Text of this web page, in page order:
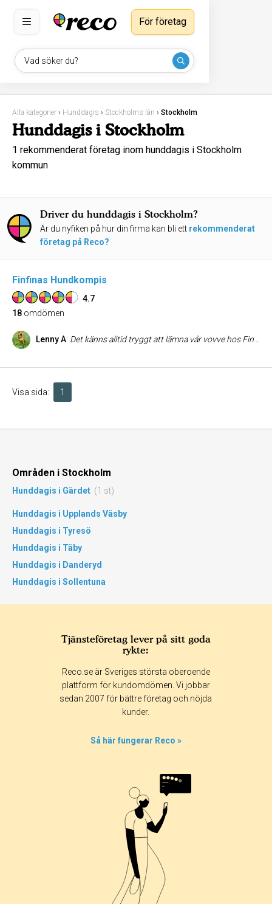
Vad söker du?
För företag
Alla kategorier › Hunddagis › Stockholms län › Stockholm
Hunddagis i Stockholm
1 rekommenderat företag inom hunddagis i Stockholm
kommun
Driver du hunddagis i Stockholm?
Är du nyfiken på hur din firma kan bli ett rekommenderat
företag på Reco?
Finfinas Hundkompis
4.7
18 omdömen
Lenny A: Det känns alltid tryggt att lämna vår vovve hos Finfinas och den trevliga personalen. Man möts alltid med ett leende och de är alltid serviceminded och måna om att man ska vara nöjd som kund.
Visa sida: 1
Områden i Stockholm
Hunddagis i Gärdet (1 st)
Hunddagis i Upplands Väsby
Hunddagis i Tyresö
Hunddagis i Täby
Hunddagis i Danderyd
Hunddagis i Sollentuna
Tjänsteföretag lever på sitt goda
rykte:
Reco.se är Sveriges största oberoende
plattform för kundomdömen. Vi jobbar
sedan 2007 för bättre företag och nöjda
kunder.
Så här fungerar Reco »